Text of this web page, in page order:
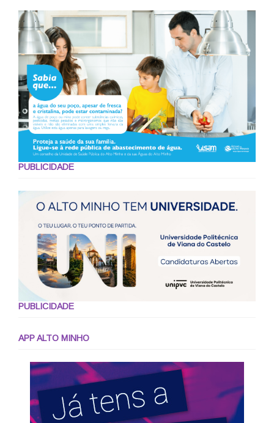
PUBLICIDADE
PUBLICIDADE
APP ALTO MINHO